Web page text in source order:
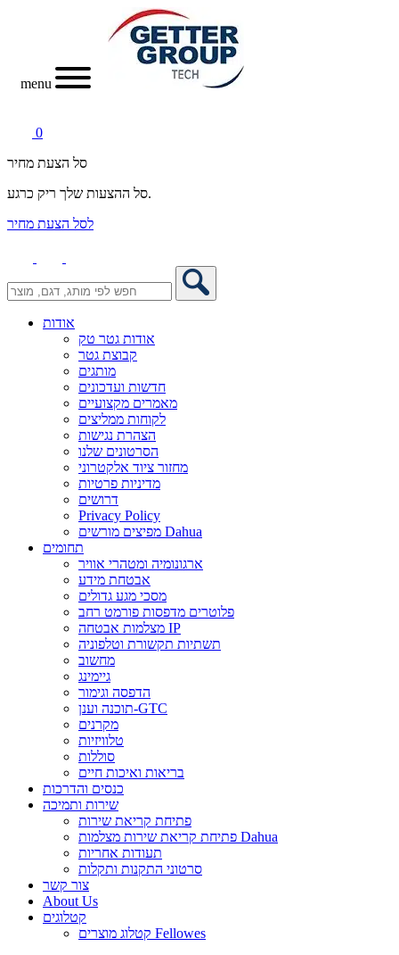
menu
0
סל הצעת מחיר
סל ההצעות שלך ריק כרגע.
לסל הצעת מחיר
אודות
אודות גטר טק
קבוצת גטר
מותגים
חדשות ועדכונים
מאמרים מקצועיים
לקוחות ממליצים
הצהרת נגישות
הסרטונים שלנו
מחזור ציוד אלקטרוני
מדיניות פרטיות
דרושים
Privacy Policy
מפיצים מורשים Dahua
תחומים
ארגונומיה ומטהרי אוויר
אבטחת מידע
מסכי מגע גדולים
פלוטרים מדפסות פורמט רחב
מצלמות אבטחה IP
תשתיות תקשורת וטלפוניה
מחשוב
גיימינג
הדפסה וגימור
תוכנה וענן-GTC
מקרנים
טלוויזיות
סוללות
בריאות ואיכות חיים
כנסים והדרכות
שירות ותמיכה
פתיחת קריאת שירות
פתיחת קריאת שירות מצלמות Dahua
תעודות אחריות
סרטוני התקנות ותקלות
צור קשר
About Us
קטלוגים
קטלוג מוצרים Fellowes